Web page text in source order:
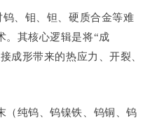
、钼、钽、硬质合金等难
。其核心逻辑是将“成
成形带来的热应力、开裂、
（纯钨、钨镍铁、钨铜、钨